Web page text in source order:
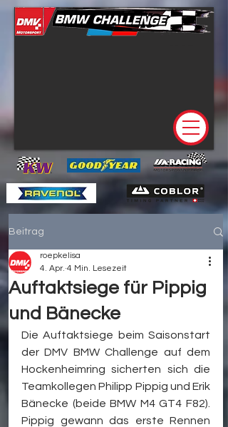
Beitrag
Auftaktsiege für Pippig
und Bänecke
roepkelisa
4. Apr. 4 Min. Lesezeit
Die Auftaktsiege beim Saisonstart
der DMV BMW Challenge auf dem
Hockenheimring sicherten sich die
Teamkollegen Philipp Pippig und Erik
Bänecke (beide BMW M4 GT4 F82).
Pippig gewann das erste Rennen